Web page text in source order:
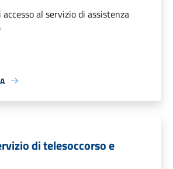
al servizio di assistenza
di telesoccorso e